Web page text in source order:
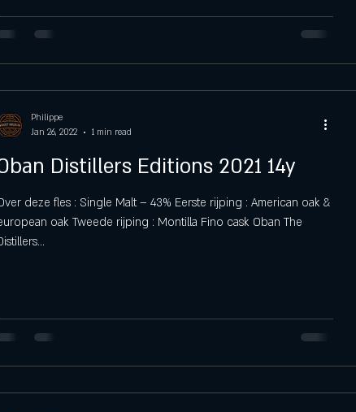
Distillers Editions 2021 14y
deze fles : Single Malt – 43% Eerste rijping : American oak &
oak Tweede rijping : Montilla Fino cask Oban The
Philippe
Jan 26, 2022
1 min read